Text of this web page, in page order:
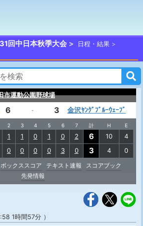
回中日本秋季大会
日程・結果
市運動公園野球場
6 - 3 金沢ﾔﾝｸﾞﾌﾞﾙｰｳｪｰﾌﾞ
2 3 4 5 6 7 計 H E
1 1 0 1 0 2 6 10
4
0 0 0 0 3 0 3 4
0
ボックススコア テキスト速報
スコアブック
先発情報
1時間57分 ）